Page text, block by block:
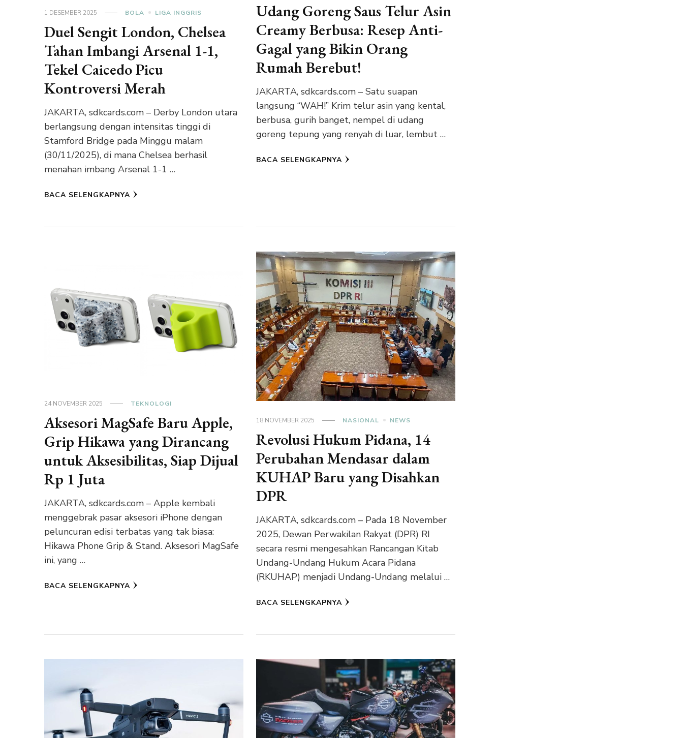
1 DESEMBER 2025 BOLA LIGA INGGRIS
Duel Sengit London, Chelsea
Tahan Imbangi Arsenal 1-1,
Tekel Caicedo Picu
Kontroversi Merah
JAKARTA, sdkcards.com – Derby London utara
berlangsung dengan intensitas tinggi di
Stamford Bridge pada Minggu malam
(30/11/2025), di mana Chelsea berhasil
menahan imbang Arsenal 1-1 …
BACA SELENGKAPNYA
Udang Goreng Saus Telur Asin
Creamy Berbusa: Resep Anti-
Gagal yang Bikin Orang
Rumah Berebut!
JAKARTA, sdkcards.com – Satu suapan
langsung “WAH!” Krim telur asin yang kental,
berbusa, gurih banget, nempel di udang
goreng tepung yang renyah di luar, lembut …
BACA SELENGKAPNYA
24 NOVEMBER 2025 TEKNOLOGI
Aksesori MagSafe Baru Apple,
Grip Hikawa yang Dirancang
untuk Aksesibilitas, Siap Dijual
Rp 1 Juta
JAKARTA, sdkcards.com – Apple kembali
menggebrak pasar aksesori iPhone dengan
peluncuran edisi terbatas yang tak biasa:
Hikawa Phone Grip & Stand. Aksesori MagSafe
ini, yang …
BACA SELENGKAPNYA
18 NOVEMBER 2025 NASIONAL NEWS
Revolusi Hukum Pidana, 14
Perubahan Mendasar dalam
KUHAP Baru yang Disahkan
DPR
JAKARTA, sdkcards.com – Pada 18 November
2025, Dewan Perwakilan Rakyat (DPR) RI
secara resmi mengesahkan Rancangan Kitab
Undang-Undang Hukum Acara Pidana
(RKUHAP) menjadi Undang-Undang melalui …
BACA SELENGKAPNYA